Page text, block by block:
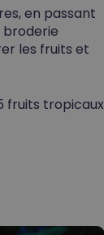
en passant
broderie
les fruits et
fruits tropicaux